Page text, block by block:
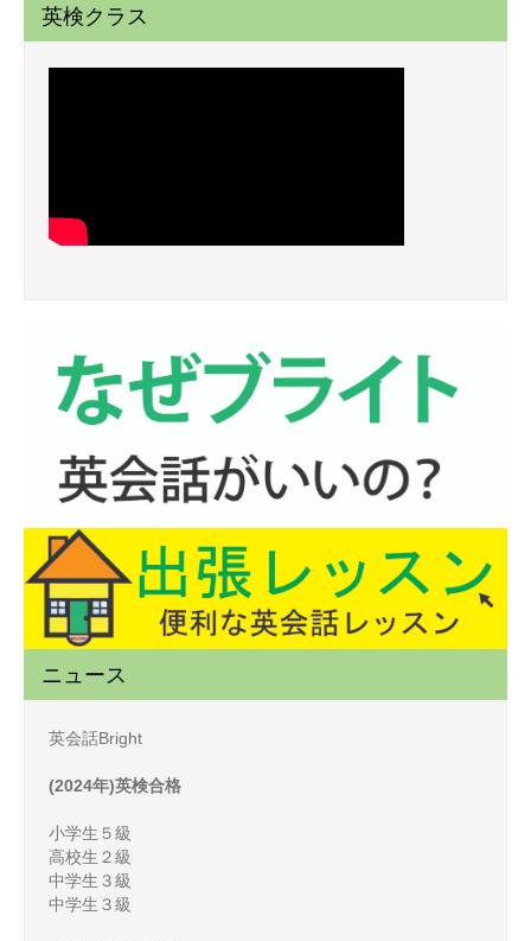
英検クラス
ニュース
英会話Bright
(2024年)英検合格
小学生５級
高校生２級
中学生３級
中学生３級